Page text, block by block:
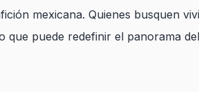
mexicana. Quienes busquen
que puede redefinir el panorama